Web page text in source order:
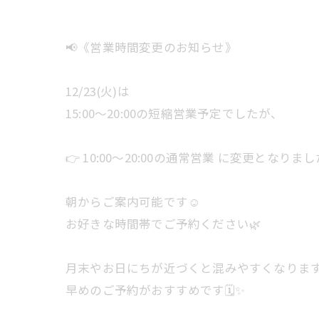
📢《営業時間変更のお知らせ》
12/23(火)は
15:00〜20:00の短縮営業予定でしたが、
👉 10:00〜20:00の通常営業 に変更となりまし
朝からご案内可能です☺️
お好きな時間帯でご予約ください🌿
月末やお日にちが近づくと混みやすくなりま
早めのご予約がおすすめです🗓✨